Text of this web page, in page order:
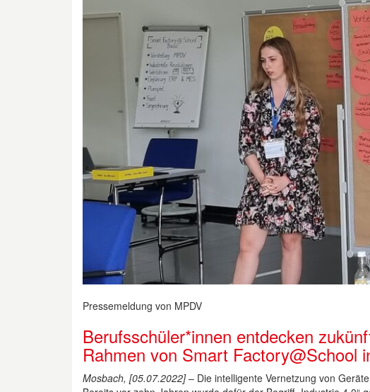
Pressemeldung von MPDV
Berufsschüler*innen entdecken
Rahmen von Smart Factory@School
Mosbach, [05.07.2022]– Die intelligente Vernetzung von